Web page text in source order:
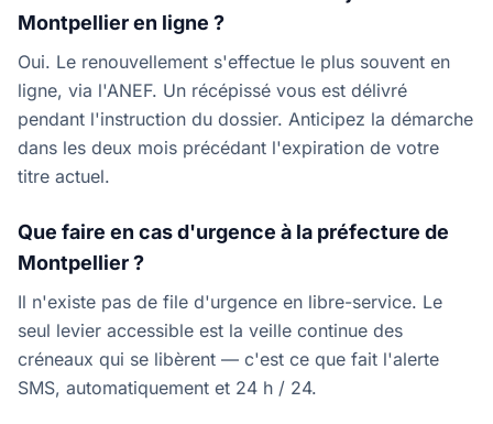
Montpellier en ligne ?
Oui. Le renouvellement s'effectue le plus souvent en
ligne, via l'ANEF. Un récépissé vous est délivré
pendant l'instruction du dossier. Anticipez la démarche
dans les deux mois précédant l'expiration de votre
titre actuel.
Que faire en cas d'urgence à la préfecture de
Montpellier ?
Il n'existe pas de file d'urgence en libre-service. Le
seul levier accessible est la veille continue des
créneaux qui se libèrent — c'est ce que fait l'alerte
SMS, automatiquement et 24 h / 24.